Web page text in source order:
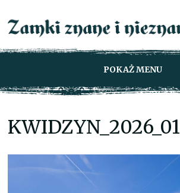
POKAŻ MENU
KWIDZYN_2026_01